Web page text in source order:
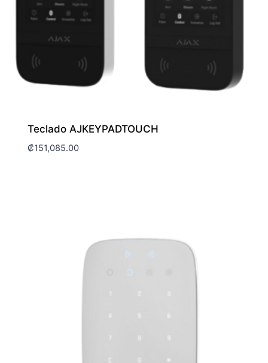
Teclado AJKEYPADTOUCH
₡151,085.00